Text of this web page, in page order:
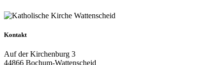
Kontakt
Auf der Kirchenburg 3
44866 Bochum-Wattenscheid